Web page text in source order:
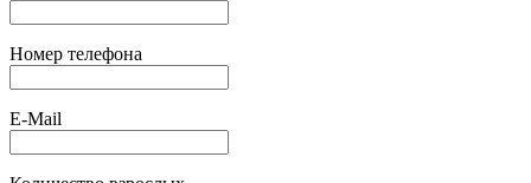
Номер телефона
E-Mail